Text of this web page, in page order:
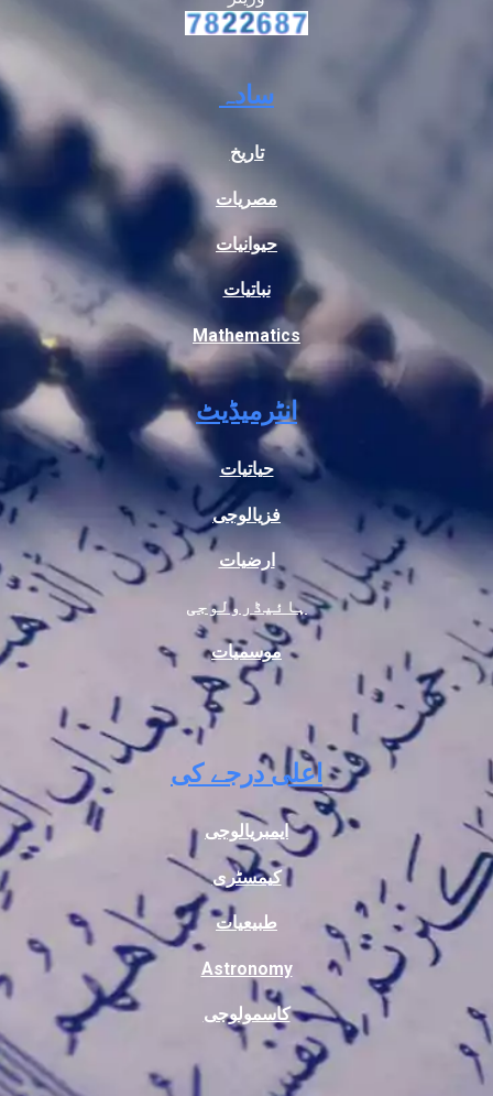
سادہ
تاریخ
مصریات
حیوانیات
نباتیات
Mathematics
انٹرمیڈیٹ
حیاتیات
فزیالوجی
ارضیات
ہائیڈرولوجی
موسمیات
اعلی درجے کی
ایمبریالوجی
کیمسٹری
طبیعیات
Astronomy
کاسمولوجی